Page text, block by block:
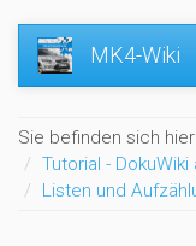
MK4-Wiki
Sie befinden sich hier
Tutorial - DokuWiki
Listen und